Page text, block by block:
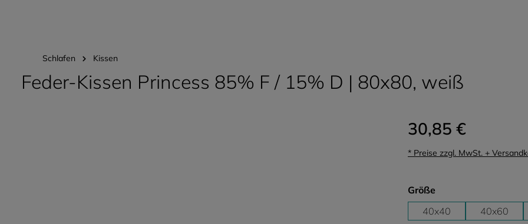
Schlafen Kissen
Feder-Kissen Princess 85% F / 15% D | 80x80, weiß
30,85 €
* Preise zzgl. MwSt. +
Größe
40x40
40x60